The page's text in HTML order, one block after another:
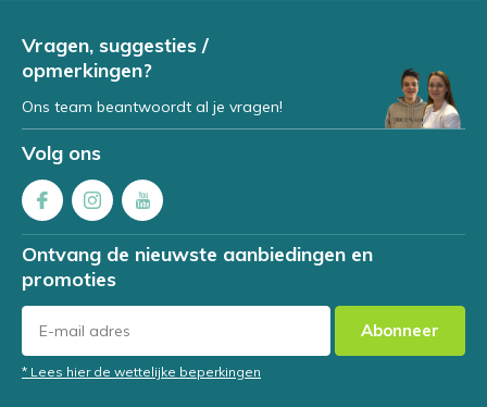
Vragen, suggesties /
opmerkingen?
Ons team beantwoordt al je vragen!
Volg ons
Ontvang de nieuwste aanbiedingen en
promoties
Abonneer
* Lees hier de wettelijke beperkingen